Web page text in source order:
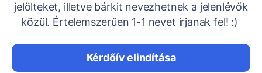
jelölteket, illetve bárkit nevezhetnek a jelenlévők
közül. Értelemszerűen 1-1 nevet írjanak fel! :)
Kérdőív elindítása